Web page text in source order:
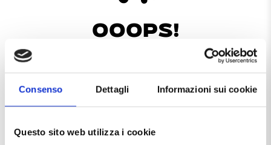
Consenso Dettagli Informazioni sui cookie
Questo sito web utilizza i cookie
OOOPS!
Qualcosa non va, prova a ricompilare il modulo di
contatto.